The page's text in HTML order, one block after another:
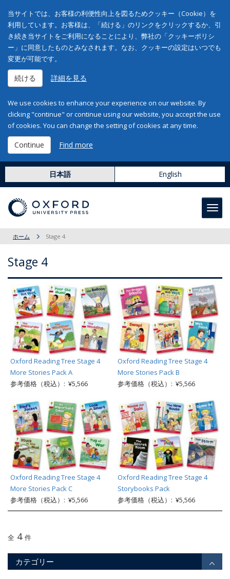
当サイトでは、お客様の利便性向上を図るためクッキー（Cookie）を
利用しています。お客様は、「続ける」のリンクをクリックするか、引
き続き当サイトをご利用になることにより、弊社の「クッキーポリシ
ー」に同意したものとみなされます。なお、クッキーの設定はいつでも
変更が可能です。
続ける 詳細を見る
We use cookies to enhance your experience on our website. By
clicking "continue" or continue using our website, you accept the use
of cookies. You can change the setting of cookies at any time.
Continue Find more
日本語 English
ホーム Stage 4
Stage 4
Oxford Reading Tree Stage 4
More Stories Pack A
参考価格（税込）: ¥5,566
Oxford Reading Tree Stage 4
More Stories Pack B
参考価格（税込）: ¥5,566
Oxford Reading Tree Stage 4
More Stories Pack C
参考価格（税込）: ¥5,566
Oxford Reading Tree Stage 4
Storybooks Pack
参考価格（税込）: ¥5,566
全 4 件
カテゴリー